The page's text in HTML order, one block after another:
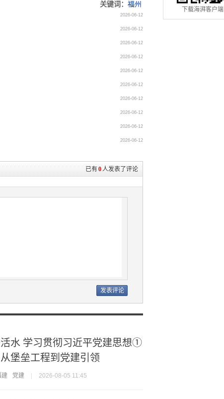
关键词： 福州
2026-06-12
2026-06-12
2026-06-12
2026-06-12
2026-06-12
2026-06-12
2026-06-12
2026-06-12
2026-06-12
2026-06-12
已有0人发表了评论
水 学习贯彻习近平党建思想①
从堡垒工程到党建引领
建 党建 2026-08-05 11:45
下载海湃客户端